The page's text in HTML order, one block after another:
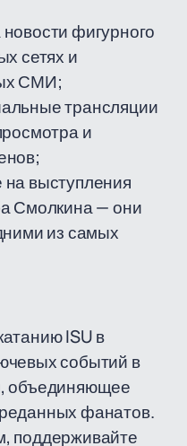
фигурного
сетях и
СМИ;
трансляции
и
выступления
Смолкина — они
из самых
ISU в
событий в
объединяющее
фанатов.
поддерживайте